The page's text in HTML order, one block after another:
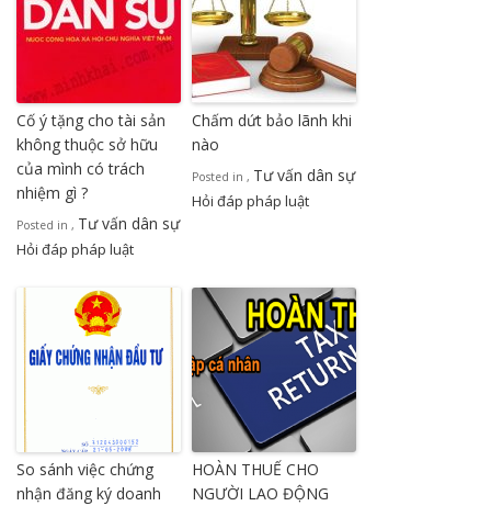
Cố ý tặng cho tài sản
không thuộc sở hữu
của mình có trách
nhiệm gì ?
Posted in
Hỏi đáp pháp luật
, Tư vấn dân sự
Chấm dứt bảo lãnh khi
nào
Posted in
Hỏi đáp pháp luật
, Tư vấn dân sự
So sánh việc chứng
nhận đăng ký doanh
HOÀN THUẾ CHO
NGƯỜI LAO ĐỘNG